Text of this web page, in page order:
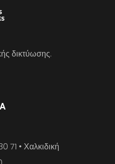
δικτύωσης.
71 • Χαλκιδική